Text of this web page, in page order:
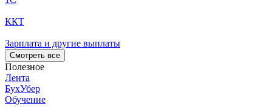
ККТ
Зарплата и другие выплаты
Смотреть все
Полезное
Лента
БухУбер
Обучение